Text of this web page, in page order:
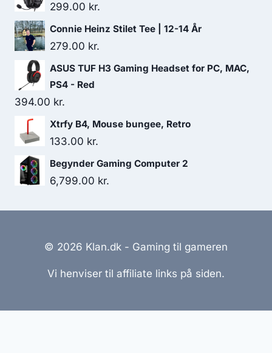
299.00 kr.
Connie Heinz Stilet Tee | 12-14 År
279.00 kr.
ASUS TUF H3 Gaming Headset for PC, MAC,
PS4 - Red
394.00 kr.
Xtrfy B4, Mouse bungee, Retro
133.00 kr.
Begynder Gaming Computer 2
6,799.00 kr.
© 2026 Klan.dk - Gaming til gameren
Vi henviser til affiliate links på siden.